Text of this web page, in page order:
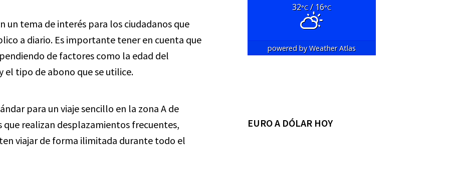
un tema de interés para los ciudadanos que
a diario. Es importante tener en cuenta que
de factores como la edad del
el tipo de abono que se utilice.
para un viaje sencillo en la zona A de
que realizan desplazamientos frecuentes,
viajar de forma ilimitada durante todo el
32°C/ 16°C
powered byWeather Atlas
EURO A DÓLAR HOY